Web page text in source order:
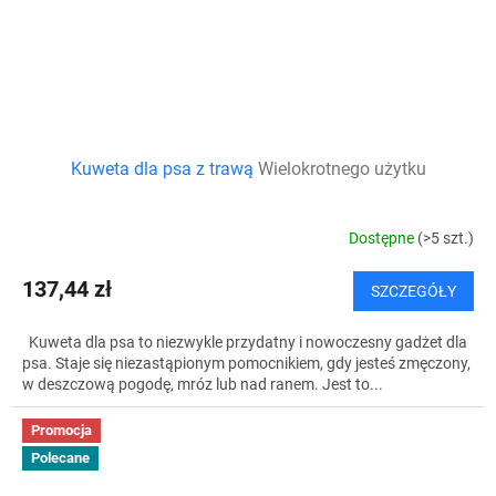
Kuweta dla psa z trawą Wielokrotnego użytku
Dostępne (>5 szt.)
137,44 zł SZCZEGÓŁY
Kuweta dla psa to niezwykle przydatny i nowoczesny gadżet dla
psa. Staje się niezastąpionym pomocnikiem, gdy jesteś zmęczony,
w deszczową pogodę, mróz lub nad ranem. Jest to...
Promocja
Polecane